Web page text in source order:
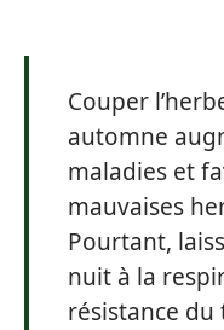
Couper
automne
maladies et
mauvaises
Pourtant,
nuit à la
résistance du